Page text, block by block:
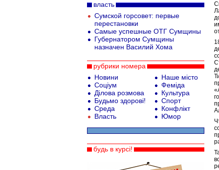
власть
Сумской горсовет: первые
перестановки
Самые успешные ОТГ Сумщины
Губернатором Сумщины
назначен Василий Хома
рубрики номера
Новини
Соціум
Ділова розмова
Будьмо здорові!
Среда
Власть
Наше місто
Феміда
Культура
Спорт
Конфлікт
Юмор
будь в курсі!